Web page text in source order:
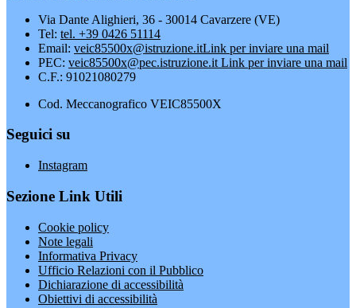
Via Dante Alighieri, 36 - 30014 Cavarzere (VE)
Tel: tel. +39 0426 51114
Email: veic85500x@istruzione.itLink per inviare una mail
PEC: veic85500x@pec.istruzione.it Link per inviare una mail
C.F.: 91021080279
Cod. Meccanografico VEIC85500X
Seguici su
Instagram
Sezione Link Utili
Cookie policy
Note legali
Informativa Privacy
Ufficio Relazioni con il Pubblico
Dichiarazione di accessibilità
Obiettivi di accessibilità